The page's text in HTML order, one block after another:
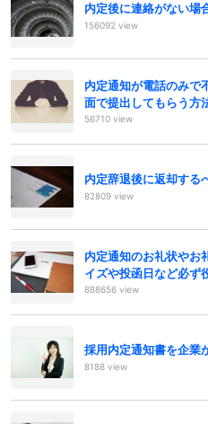
内定後に連絡がない場
156092 view
内定通知が電話のみで
面で提出してもらう方
56710 view
内定辞退後に返却する
82809 view
内定通知のお礼状やお
イズや投函日など必ず
888656 view
採用内定通知書を企業
8188 view